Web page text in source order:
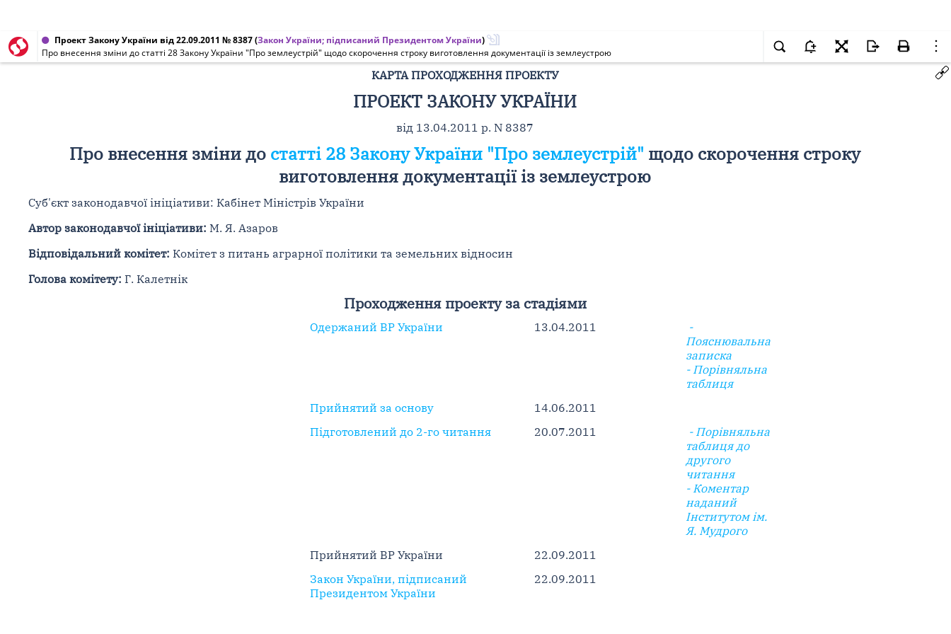
Проект Закону України від 22.09.2011 № 8387(Закон України; підписаний Президентом України)
Про внесення зміни до статті 28 Закону України "Про землеустрій" щодо скорочення строку виготовлення документації із землеустрою